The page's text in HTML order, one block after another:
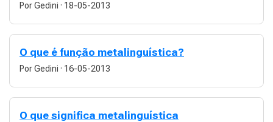
Por Gedini · 18-05-2013
O que é função metalinguística?
Por Gedini · 16-05-2013
O que significa metalinguística